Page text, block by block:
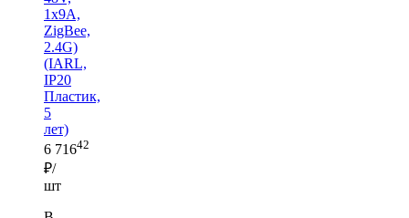
1x9A,
ZigBee,
2.4G)
(IARL,
IP20
Пластик,
5
лет)
6 71642
₽/
шт